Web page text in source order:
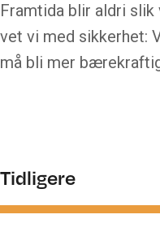
Framtida blir aldri
vet vi med sikkerhet:
må bli mer
Tidligere